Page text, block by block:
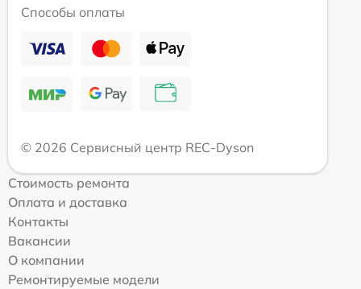
Способы оплаты
© 2026 Сервисный центр REC-Dyson
Стоимость ремонта
Оплата и доставка
Контакты
Вакансии
О компании
Ремонтируемые модели